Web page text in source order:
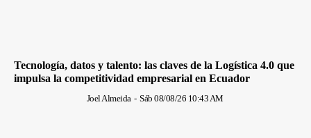
Tecnología, datos y talento: las claves de la Logística 4.0 que
impulsa la competitividad empresarial en Ecuador
Joel Almeida - Sáb 08/08/26 10:43 AM